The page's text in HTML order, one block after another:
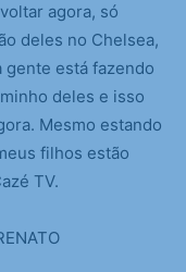
agora, só
deles no Chelsea,
gente está fazendo
deles e isso
Mesmo estando
filhos estão
TV.